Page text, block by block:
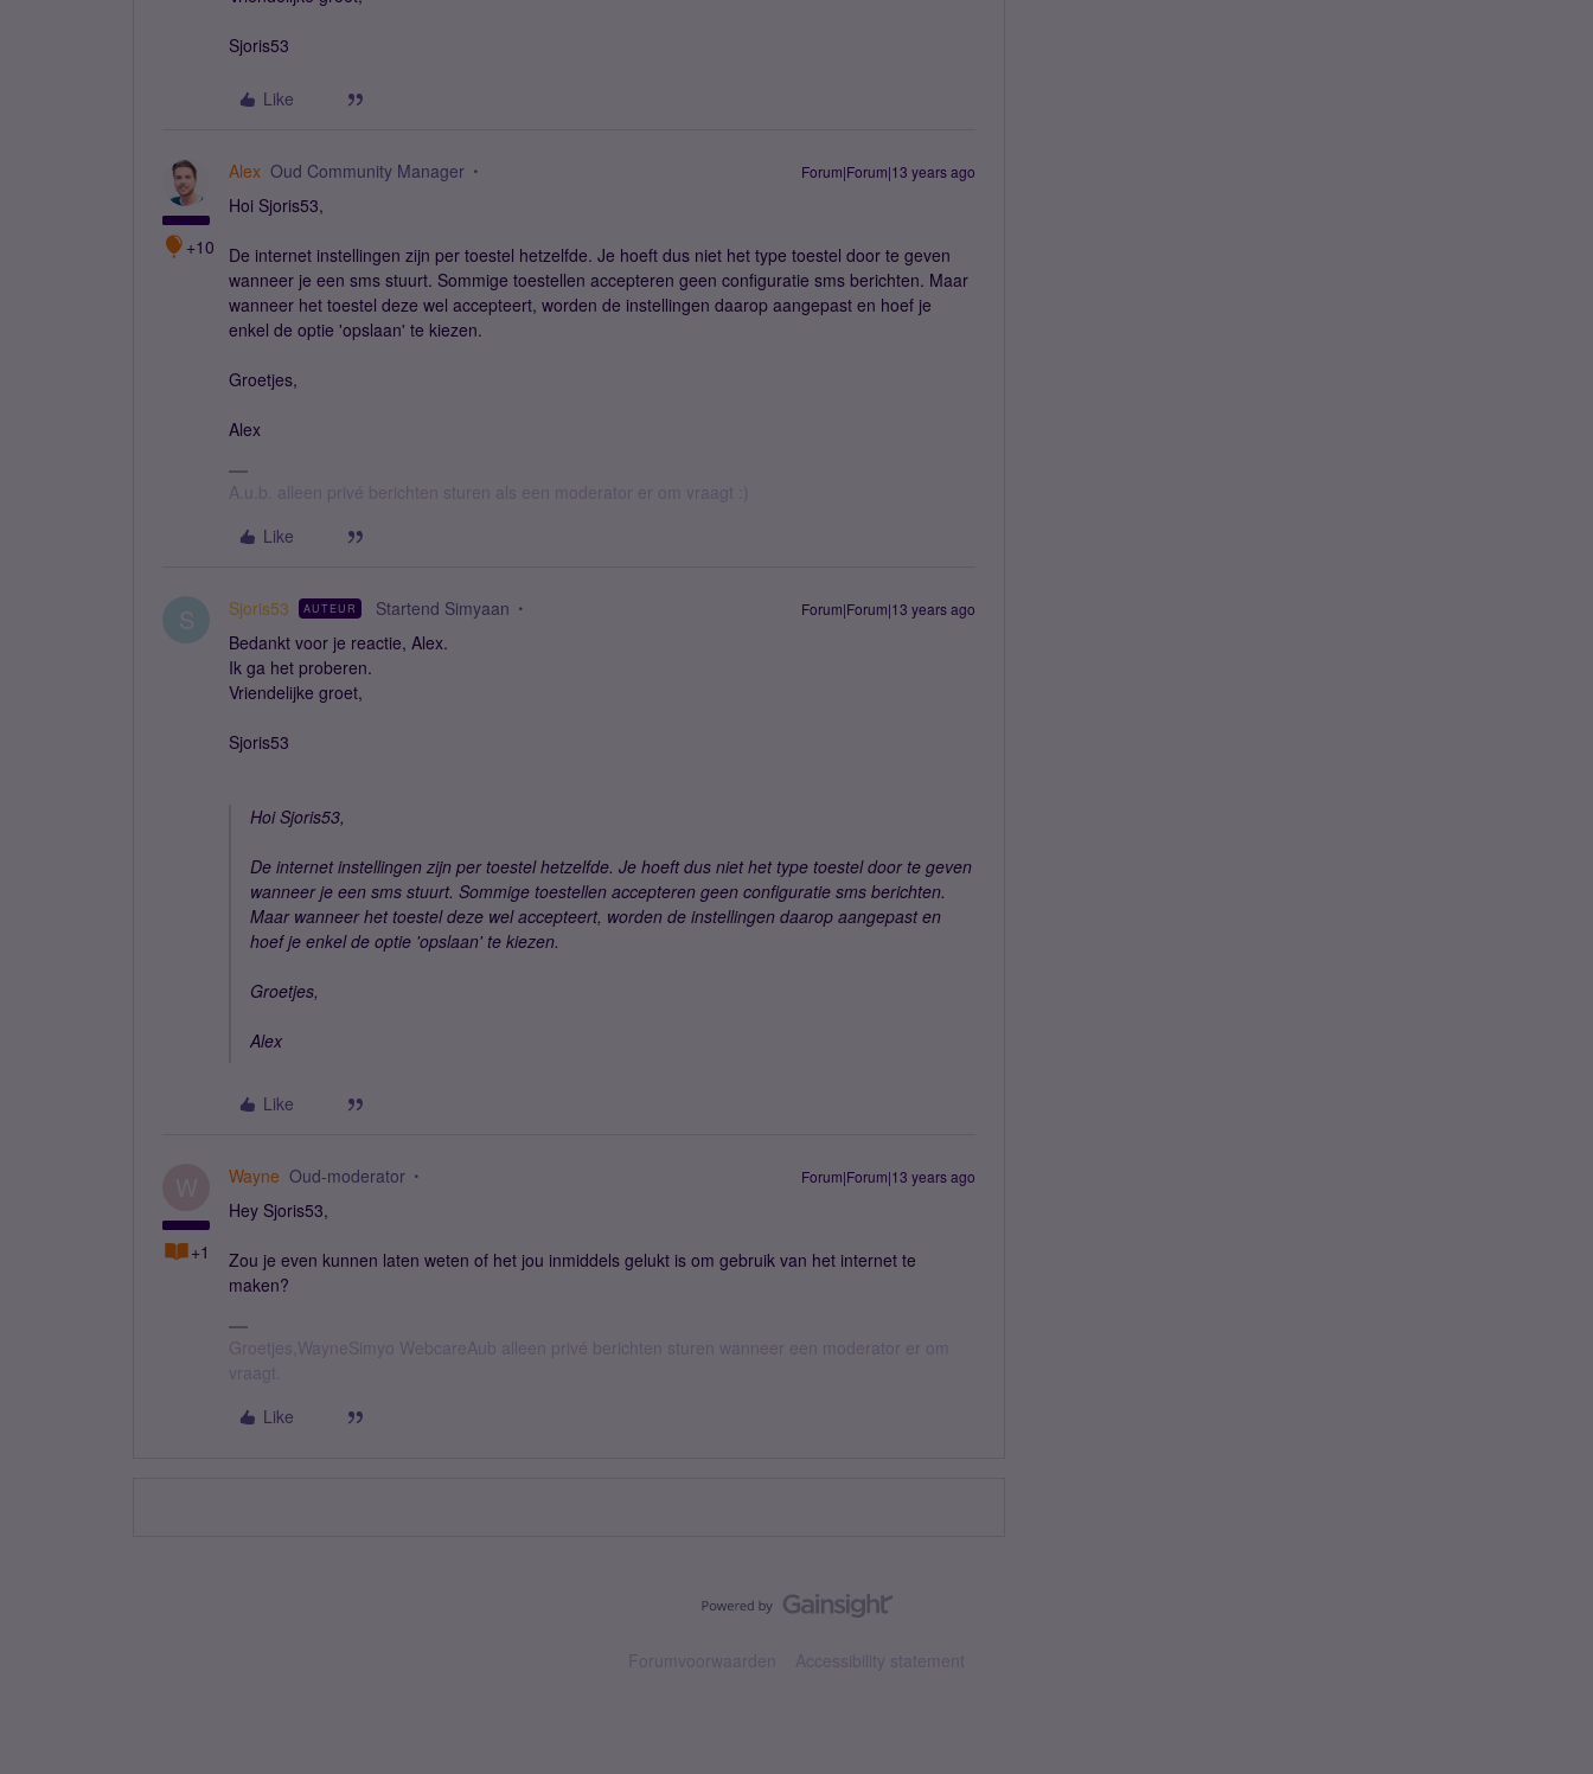
Sjoris53
Like
+10
Alex Oud Community Manager Forum|Forum|13 years ago
Hoi Sjoris53,
De internet instellingen zijn per toestel hetzelfde. Je hoeft dus niet het type toestel door te geven
wanneer je een sms stuurt. Sommige toestellen accepteren geen configuratie sms berichten. Maar
wanneer het toestel deze wel accepteert, worden de instellingen daarop aangepast en hoef je
enkel de optie 'opslaan' te kiezen.
Groetjes,
Alex
A.u.b. alleen privé berichten sturen als een moderator er om vraagt :)
Like
S Sjoris53 AUTEUR Startend Simyaan Forum|Forum|13 years ago
Bedankt voor je reactie, Alex.
Ik ga het proberen.
Vriendelijke groet,
Sjoris53
Hoi Sjoris53,
De internet instellingen zijn per toestel hetzelfde. Je hoeft dus niet het type toestel door te geven
wanneer je een sms stuurt. Sommige toestellen accepteren geen configuratie sms berichten.
Maar wanneer het toestel deze wel accepteert, worden de instellingen daarop aangepast en
hoef je enkel de optie 'opslaan' te kiezen.
Groetjes,
Alex
Like
+1
Wayne Oud-moderator Forum|Forum|13 years ago
Hey Sjoris53,
Zou je even kunnen laten weten of het jou inmiddels gelukt is om gebruik van het internet te
maken?
Groetjes,WayneSimyo WebcareAub alleen privé berichten sturen wanneer een moderator er om
vraagt.
Like
Forumvoorwaarden Accessibility statement